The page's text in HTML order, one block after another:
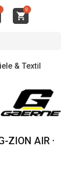
0
& Textil
ZION AIR ·